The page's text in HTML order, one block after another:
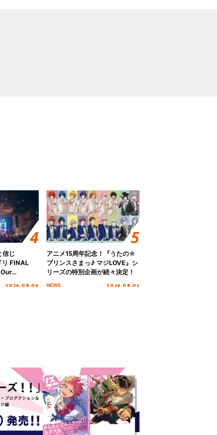
信じ
リ FINAL
2026.08.06
アニメ15周年記念！『うたの☆
プリンスさまっ♪ マジLOVE』シ
リーズの特別企画が続々決定！
NEWS 2026.08.01